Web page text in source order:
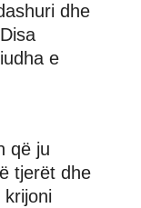
dhe
e
që ju
tjerët dhe